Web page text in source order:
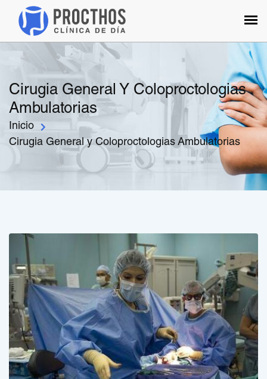
Cirugia General Y Coloproctologias
Ambulatorias
Inicio
Cirugia General y Coloproctologias Ambulatorias